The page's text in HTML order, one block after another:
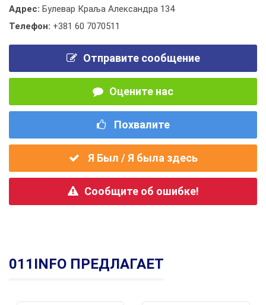
Адрес: Булевар Краља Александра 134
Телефон: +381 60 7070511
Отправите сообщение
Оцените нас
Похвалите
Я Был / Я была здесь
Сообщите об ошибке!
011INFO ПРЕДЛАГАЕТ